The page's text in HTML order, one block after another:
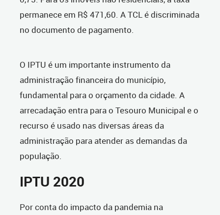
permanece em R$ 471,60. A TCL é discriminada
no documento de pagamento.
O IPTU é um importante instrumento da
administração financeira do município,
fundamental para o orçamento da cidade. A
arrecadação entra para o Tesouro Municipal e o
recurso é usado nas diversas áreas da
administração para atender as demandas da
população.
IPTU 2020
Por conta do impacto da pandemia na